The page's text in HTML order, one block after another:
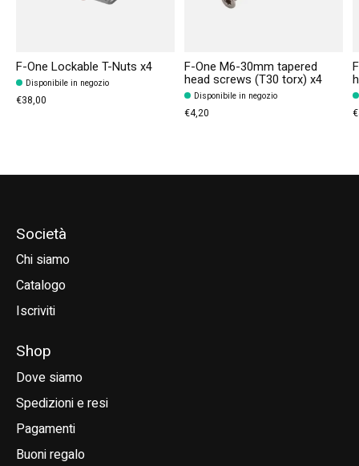
F-One Lockable T-Nuts x4
Disponibile in negozio
€38,00
F-One M6-30mm tapered
head screws (T30 torx) x4
Disponibile in negozio
€4,20
Società
Chi siamo
Catalogo
Iscriviti
Shop
Dove siamo
Spedizioni e resi
Pagamenti
Buoni regalo